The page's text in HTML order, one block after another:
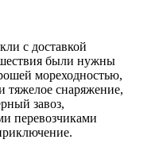
с доставкой
были нужны
мореходностью,
тяжелое снаряжение,
завоз,
перевозчиками